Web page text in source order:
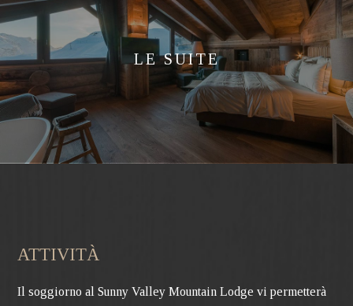
LE SUITE
ATTIVITÀ
Il soggiorno al Sunny Valley Mountain Lodge vi permetterà